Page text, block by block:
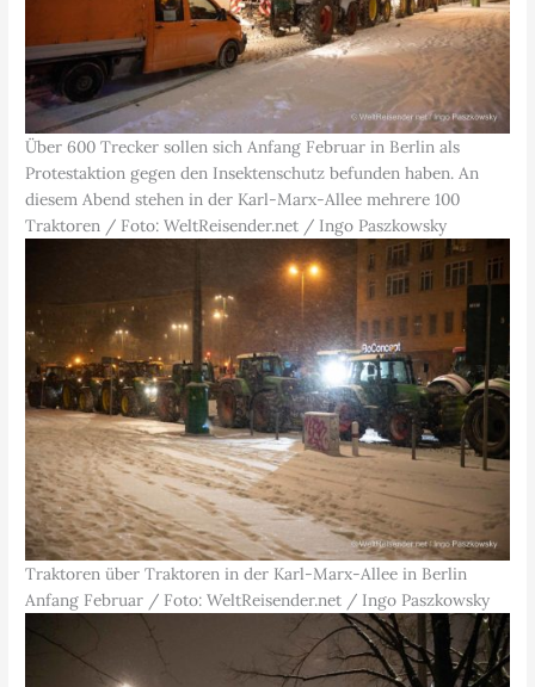
Über 600 Trecker sollen sich Anfang Februar in Berlin als
Protestaktion gegen den Insektenschutz befunden haben. An
diesem Abend stehen in der Karl-Marx-Allee mehrere 100
Traktoren / Foto: WeltReisender.net / Ingo Paszkowsky
Traktoren über Traktoren in der Karl-Marx-Allee in Berlin
Anfang Februar / Foto: WeltReisender.net / Ingo Paszkowsky